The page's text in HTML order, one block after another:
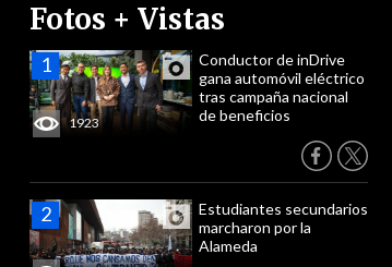
Fotos + Vistas
1923
Conductor de inDrive
gana automóvil eléctrico
tras campaña nacional
de beneficios
Estudiantes secundarios
marcharon por la
Alameda